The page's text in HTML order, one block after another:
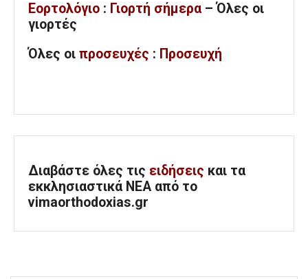
Εορτολόγιο : Γιορτή σήμερα – Όλες οι
γιορτές
Όλες οι προσευχές : Προσευχή
Διαβάστε όλες τις ειδήσεις και τα
εκκλησιαστικά ΝΕΑ από το
vimaorthodoxias.gr